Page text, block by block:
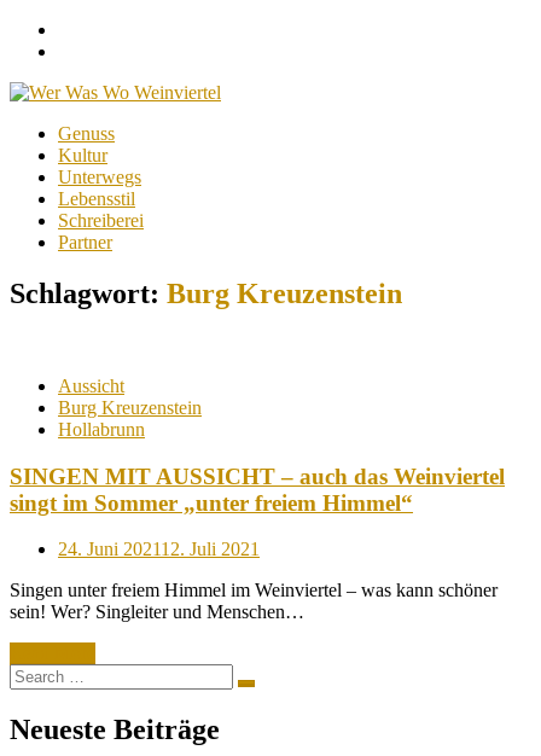
Skip
content
Genuss
Kultur
Unterwegs
Lebensstil
Schreiberei
Partner
Schlagwort: Burg Kreuzenstein
Aussicht
Burg Kreuzenstein
Hollabrunn
SINGEN MIT AUSSICHT – auch das Weinviertel
singt im Sommer „unter freiem Himmel“
Posted
24. Juni 202112. Juli 2021
Singen unter freiem Himmel im Weinviertel – was kann schöner
sein! Wer? Singleiter und Menschen…
Search
for:
Search
Neueste Beiträge